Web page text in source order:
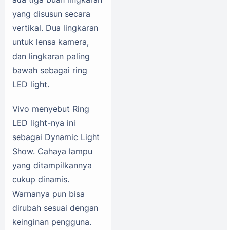
yang disusun secara
vertikal. Dua lingkaran
untuk lensa kamera,
dan lingkaran paling
bawah sebagai ring
LED light.
Vivo menyebut Ring
LED light-nya ini
sebagai Dynamic Light
Show. Cahaya lampu
yang ditampilkannya
cukup dinamis.
Warnanya pun bisa
dirubah sesuai dengan
keinginan pengguna.